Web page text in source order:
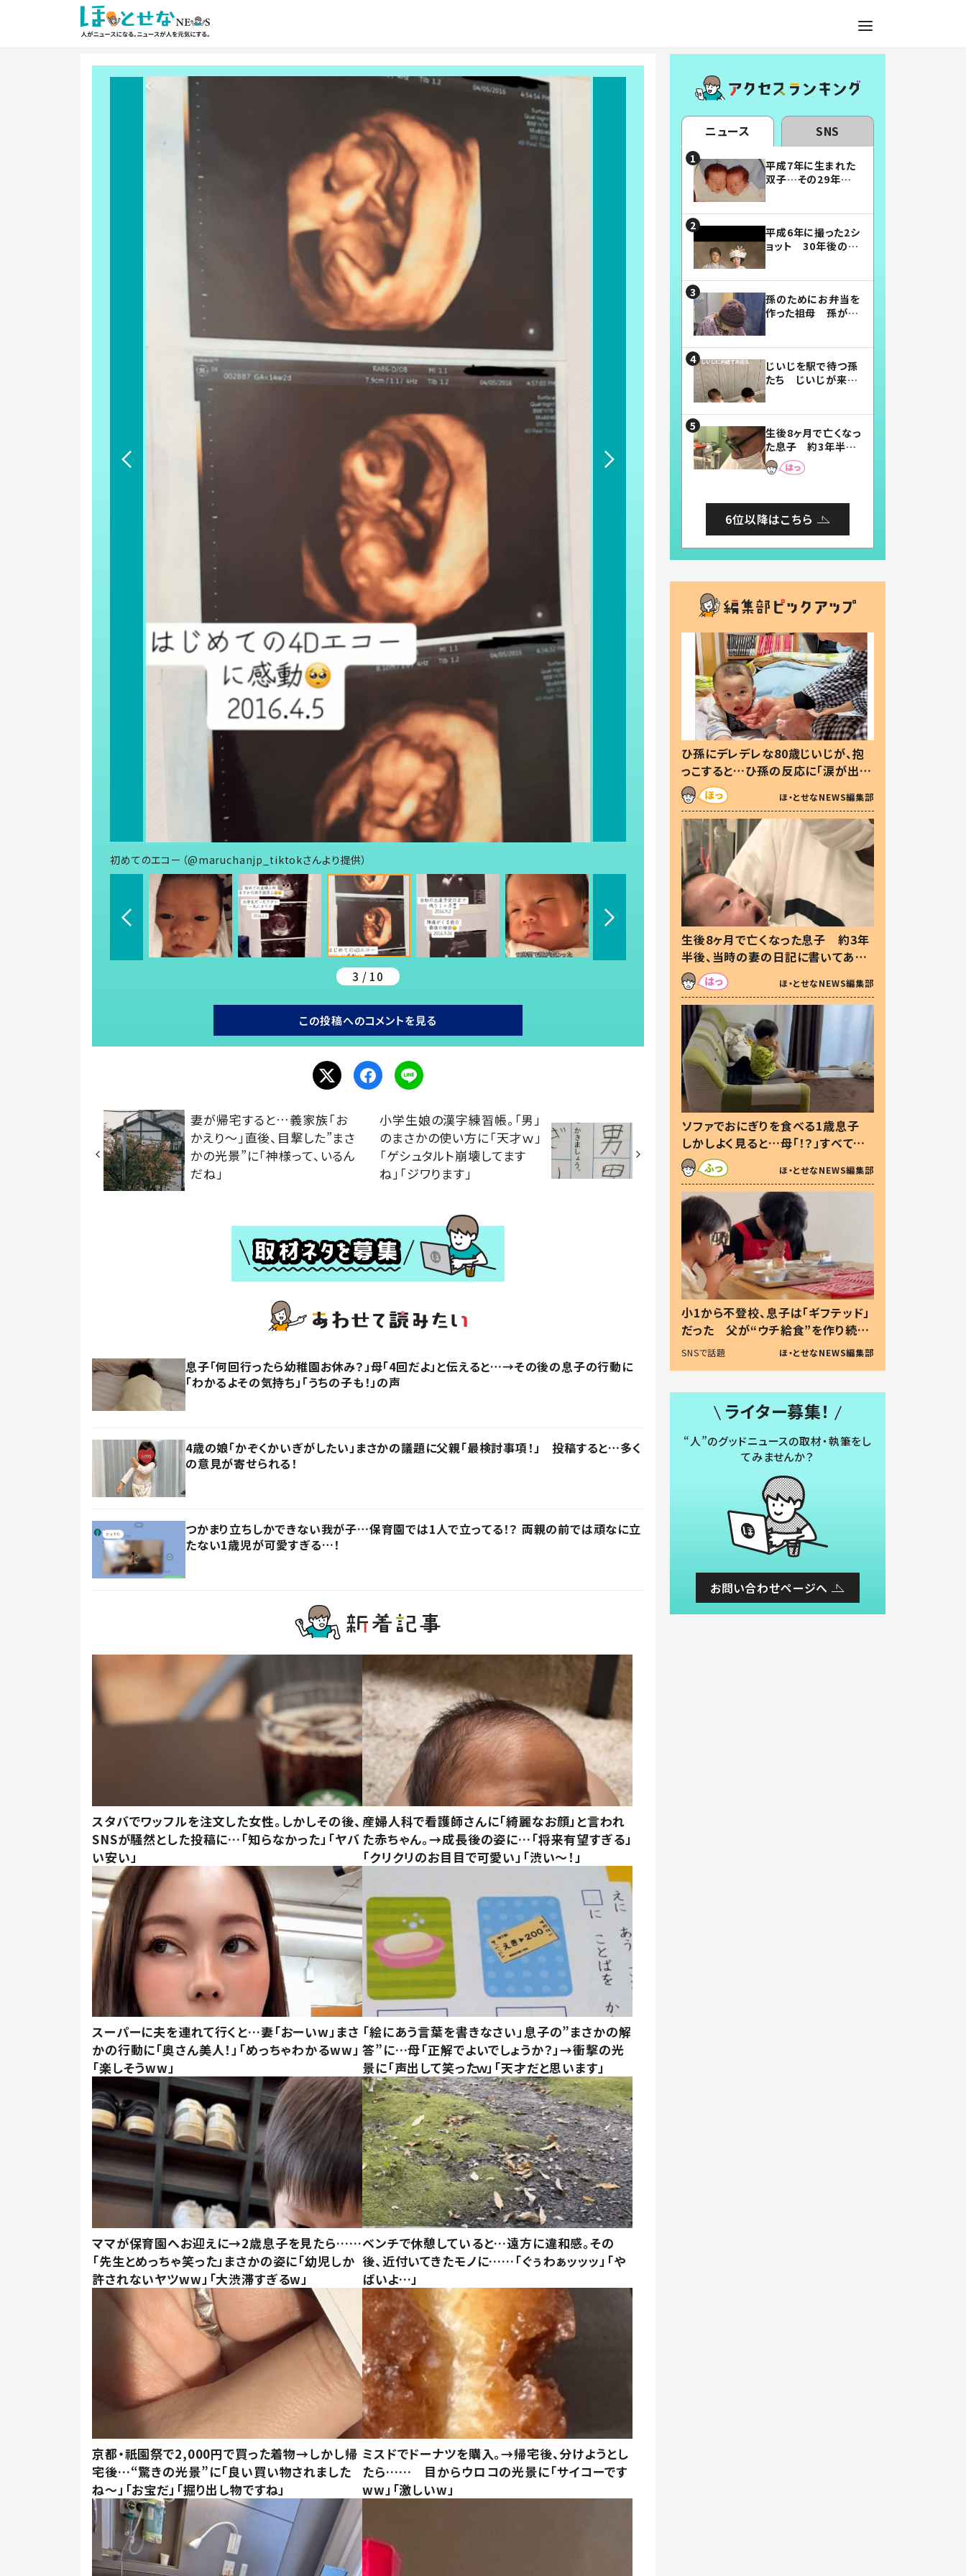
初めてのエコー（@maruchanjp_tiktokさんより提供）
3 / 10
この投稿へのコメントを見る
妻が帰宅すると…義家族「お
かえり～」直後、目撃した”まさ
かの光景”に「神様って、いるん
だね」
小学生娘の漢字練習帳。「男」
のまさかの使い方に「天才ｗ」
「ゲシュタルト崩壊してます
ね」「ジワります」
息子「何回行ったら幼稚園お休み？」母「4回だよ」と伝えると…→その後の息子の行動に
「わかるよその気持ち」「うちの子も！」の声
4歳の娘「かぞくかいぎがしたい」まさかの議題に父親「最検討事項！」 投稿すると…多く
の意見が寄せられる！
つかまり立ちしかできない我が子…保育園では1人で立ってる！？ 両親の前では頑なに立
たない1歳児が可愛すぎる…！
スタバでワッフルを注文した女性。しかしその後、
SNSが騒然とした投稿に…「知らなかった」「ヤバ
い安い」
産婦人科で看護師さんに「綺麗なお顔」と言われ
た赤ちゃん。→成長後の姿に…「将来有望すぎる」
「クリクリのお目目で可愛い」「渋い～！」
スーパーに夫を連れて行くと…妻「おーいw」まさ
かの行動に「奥さん美人！」「めっちゃわかるww」
「楽しそうww」
「絵にあう言葉を書きなさい」息子の”まさかの解
答”に…母「正解でよいでしょうか？」→衝撃の光
景に「声出して笑ったｗ」「天才だと思います」
ママが保育園へお迎えに→2歳息子を見たら……
「先生とめっちゃ笑った」まさかの姿に「幼児しか
許されないヤツww」「大渋滞すぎるw」
ベンチで休憩していると…遠方に違和感。その
後、近付いてきたモノに……「ぐぅわぁッッッ」「や
ばいよ…」
京都・祇園祭で2,000円で買った着物→しかし帰
宅後…“驚きの光景”に「良い買い物されました
ね～」「お宝だ」「掘り出し物ですね」
ミスドでドーナツを購入。→帰宅後、分けようとし
たら…… 目からウロコの光景に「サイコーです
ww」「激しいw」
ニュース SNS
平成7年に生まれた
双子…その29年後
平成6年に撮った2シ
ョット 30年後の姿
孫のためにお弁当を
作った祖母 孫が絶
じいじを駅で待つ孫
たち じいじが来た
まらない」「幸せにな
れる」
生後8ヶ月で亡くなっ
た息子 約3年半
後、当時の妻の日記
に書いてあった本音
6位以降はこちら
ひ孫にデレデレな80歳じいじが、抱
っこすると…ひ孫の反応に「涙が出ま
した」「可愛くて仕方ない」
ほ・とせなNEWS編集部
生後8ヶ月で亡くなった息子 約3年
半後、当時の妻の日記に書いてあっ
た本音とは
ほ・とせなNEWS編集部
ソファでおにぎりを食べる1歳息子
しかしよく見ると…母「！？」すべてを
察した母の投稿に「可愛いから許
す！」「現行犯〜」
ほ・とせなNEWS編集部
小1から不登校、息子は「ギフテッド」
だった 父が“ウチ給食”を作り続け
る理由とは #令和の親 #令和の子
SNSで話題 ほ・とせなNEWS編集部
ライター募集！
“人”のグッドニュースの取材・執筆をし
てみませんか？
お問い合わせページへ